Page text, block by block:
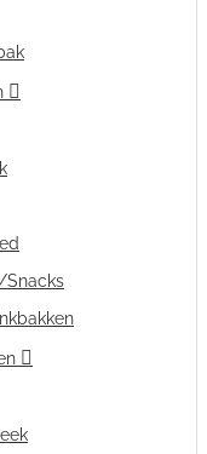
Snacks